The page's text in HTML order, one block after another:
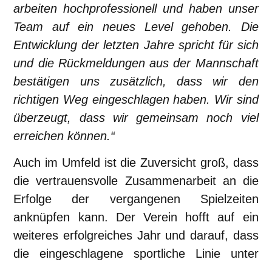
arbeiten hochprofessionell und haben unser
Team auf ein neues Level gehoben. Die
Entwicklung der letzten Jahre spricht für sich
und die Rückmeldungen aus der Mannschaft
bestätigen uns zusätzlich, dass wir den
richtigen Weg eingeschlagen haben. Wir sind
überzeugt, dass wir gemeinsam noch viel
erreichen können.“
Auch im Umfeld ist die Zuversicht groß, dass
die vertrauensvolle Zusammenarbeit an die
Erfolge der vergangenen Spielzeiten
anknüpfen kann. Der Verein hofft auf ein
weiteres erfolgreiches Jahr und darauf, dass
die eingeschlagene sportliche Linie unter